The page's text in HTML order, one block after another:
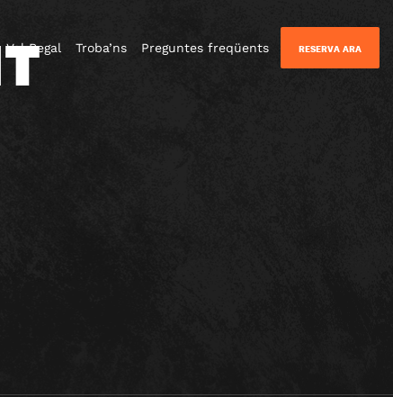
Val Regal Troba’ns Preguntes freqüents RESERVA ARA